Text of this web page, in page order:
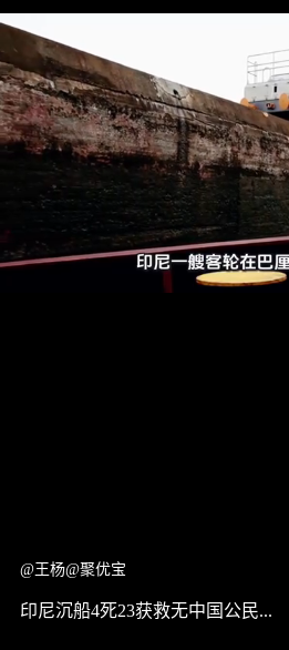
@王杨@聚优宝
印尼沉船4死23获救无中国公民...